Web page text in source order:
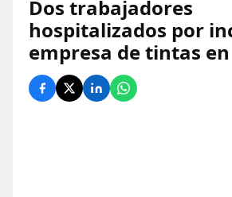
Dos trabajadores
hospitalizados por
empresa de tintas